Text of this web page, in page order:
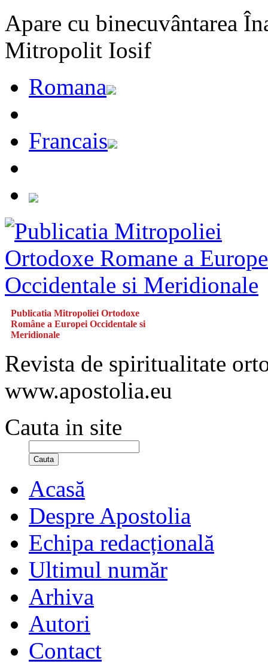
Apare cu binecuvântarea
Mitropolit Iosif
Romana
Francais
Publicatia Mitropoliei Ortodoxe
Române a Europei Occidentale si
Meridionale
Revista de spiritualitate
www.apostolia.eu
Cauta in site
Cauta
Acasă
Despre Apostolia
Echipa redacțională
Ultimul număr
Arhiva
Autori
Contact